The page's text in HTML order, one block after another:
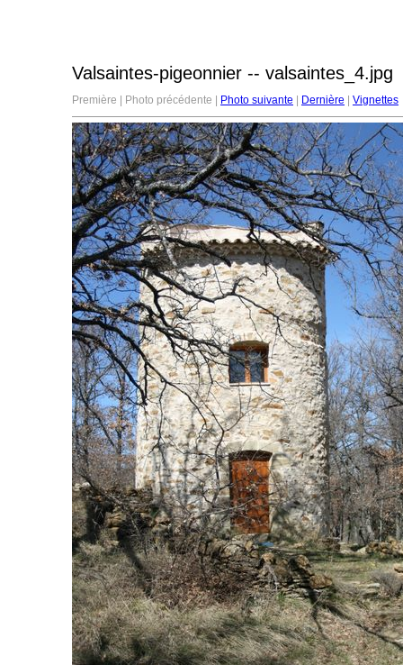
Valsaintes-pigeonnier -- valsaintes_4.jpg
Première | Photo précédente | Photo suivante Dernière Vignettes